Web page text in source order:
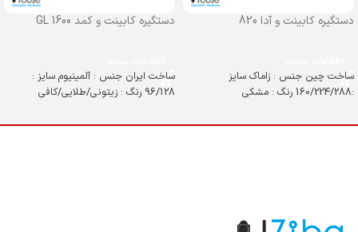
دستگیره کابینت و آدا 820
ساخت چین جنس : زاماک سایز
:160/224/288 رنگ : مشکی
دستگیره کابینت و کمد GL 1600
ساخت ایران جنس : آلمینیوم سایز :
96/128 رنگ : زیتونی/طلایی/کافی